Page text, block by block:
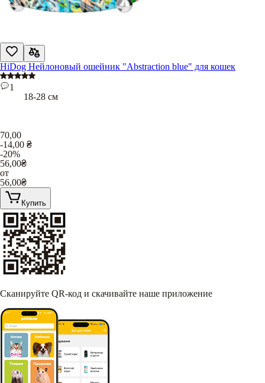
HiDog Нейлоновый ошейник "Abstraction blue" для кошек
1
18-28 см
70,00
-14,00 ₴
-20%
56,00₴
от
56,00₴
Купить
Сканируйте QR-код и скачивайте наше приложение